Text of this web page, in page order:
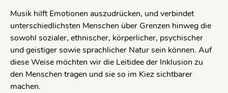
Musik hilft Emotionen auszudrücken, und verbindet
unterschiedlichsten Menschen über Grenzen hinweg die
sowohl sozialer, ethnischer, körperlicher, psychischer
und geistiger sowie sprachlicher Natur sein können. Auf
diese Weise möchten wir die Leitidee der Inklusion zu
den Menschen tragen und sie so im Kiez sichtbarer
machen.